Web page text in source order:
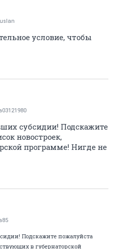
условие, чтобы
субсидии! Подскажите
новостроек,
программе! Нигде не
Подскажите пожалуйста
в губернаторской